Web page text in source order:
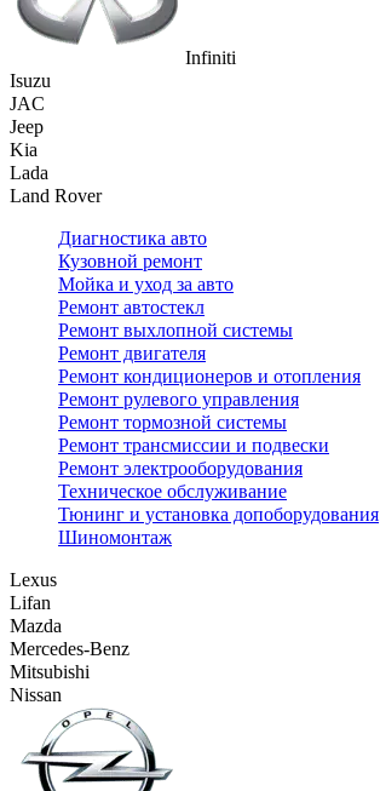
Infiniti
Isuzu
JAC
Jeep
Kia
Lada
Land Rover
Диагностика авто
Кузовной ремонт
Мойка и уход за авто
Ремонт автостекл
Ремонт выхлопной системы
Ремонт двигателя
Ремонт кондиционеров и отопления
Ремонт рулевого управления
Ремонт тормозной системы
Ремонт трансмиссии и подвески
Ремонт электрооборудования
Техническое обслуживание
Тюнинг и установка допоборудования
Шиномонтаж
Lexus
Lifan
Mazda
Mercedes-Benz
Mitsubishi
Nissan